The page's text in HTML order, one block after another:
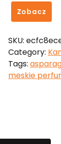
Zobacz
SKU:
Category:
Tags:
meskie